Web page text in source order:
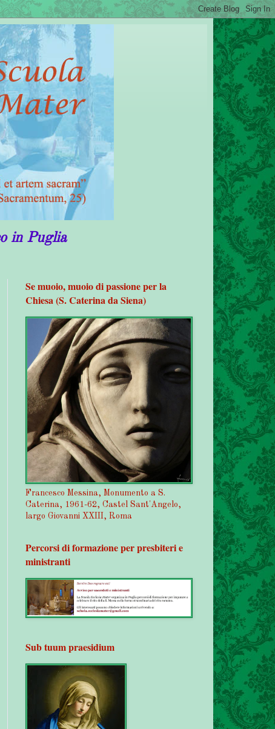
Se muoio, muoio di passione per la
Chiesa (S. Caterina da Siena)
Francesco Messina, Monumento a S.
Caterina, 1961-62, Castel Sant'Angelo,
largo Giovanni XXIII, Roma
Percorsi di formazione per presbiteri e
ministranti
Sub tuum praesidium